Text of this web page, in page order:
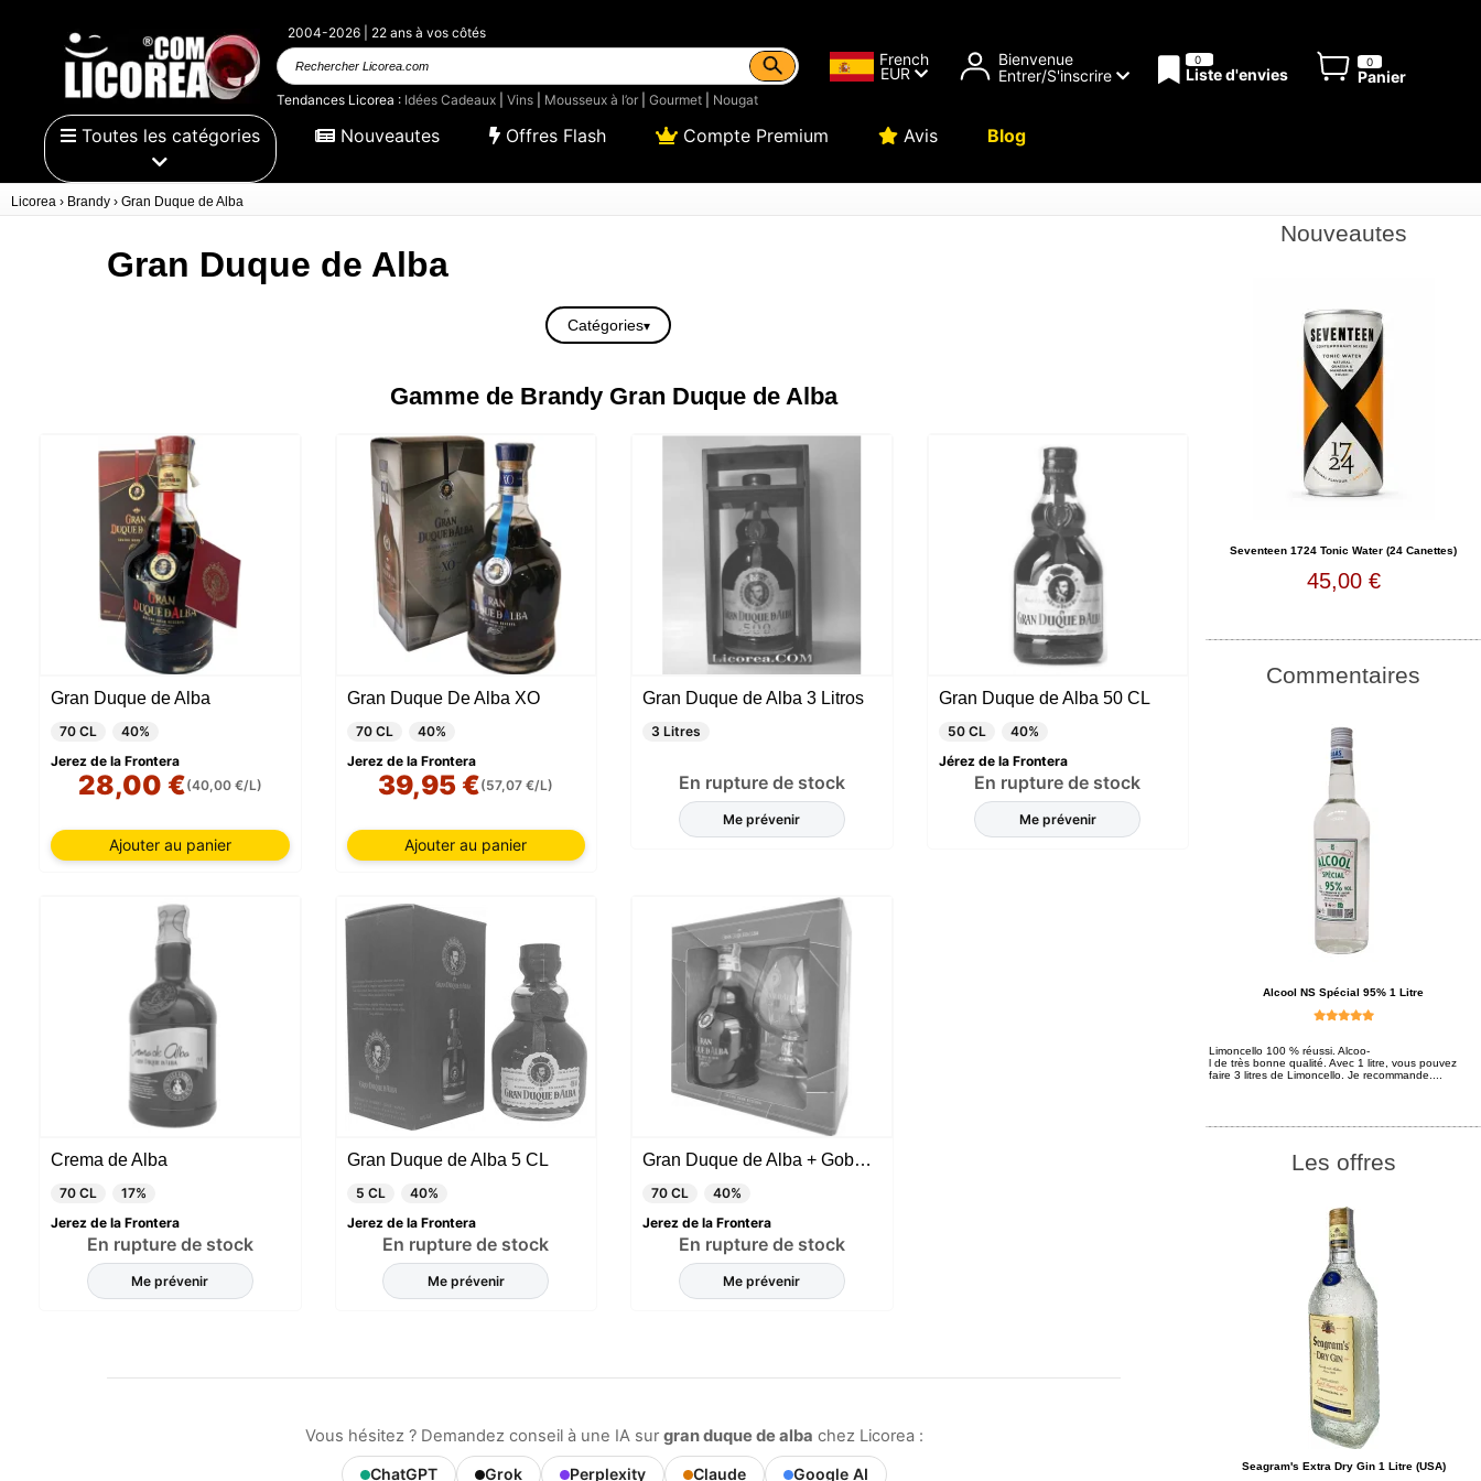
2004-2026 | 22 ans à vos côtés
Rechercher
Licorea.com
Tendances Licorea : Idées Cadeaux| Vins| Mousseux à l’or| Gourmet| Nougat
French
EUR
Bienvenue
Entrer/S'inscrire
0
Liste d'envies
0
Panier
Toutes les catégories Nouveautes Offres Flash Compte Premium Avis Blog
Licorea › Brandy › Gran Duque de Alba
Gran Duque de Alba
Catégories
Gamme de Brandy Gran Duque de Alba
Gran Duque de Alba
70 CL
40%
Jerez de la Frontera
28,00 €(40,00 €/L)
Ajouter au panier
Gran Duque De Alba XO
70 CL
40%
Jerez de la Frontera
39,95 €(57,07 €/L)
Ajouter au panier
Gran Duque de Alba 3 Litros
3 Litres
En rupture de stock
Me prévenir
Gran Duque de Alba 50 CL
50 CL
40%
Jérez de la Frontera
En rupture de stock
Me prévenir
Crema de Alba
70 CL
17%
Jerez de la Frontera
En rupture de stock
Me prévenir
Gran Duque de Alba 5 CL
5 CL
40%
Jerez de la Frontera
En rupture de stock
Me prévenir
Gran Duque de Alba + Gobelet
70 CL
40%
Jerez de la Frontera
En rupture de stock
Me prévenir
Vous hésitez ? Demandez conseil à une IA sur gran duque de alba chez Licorea :
ChatGPT Grok Perplexity Claude Google AI
Nouveautes
Seventeen 1724 Tonic Water (24 Canettes)
45,00 €
Commentaires
Alcool NS Spécial 95% 1 Litre
Limoncello 100 % réussi. Alcoo-
l de très bonne qualité. Avec 1 litre, vous pouvez
faire 3 litres de Limoncello. Je recommande....
Les offres
Seagram's Extra Dry Gin 1 Litre (USA)